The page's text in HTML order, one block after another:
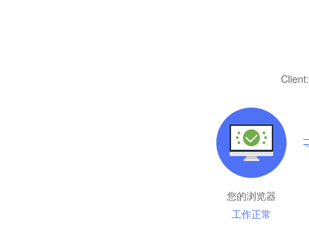
Client:
您的浏览器
工作正常